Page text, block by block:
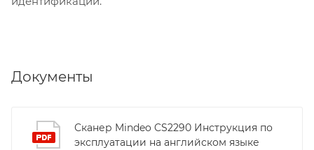
Документы
Сканер Mindeo CS2290 Инструкция по
эксплуатации на английском языке